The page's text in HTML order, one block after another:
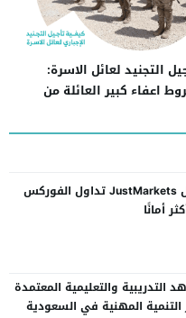
التجنيد لعائل الاسرة:
اعفاء كبير العائلة من
كيف يجعل JustMarkets تداول الفوركس
أمانًا
التدريبية والتعليمية المعتمدة
المهنية في السعودية